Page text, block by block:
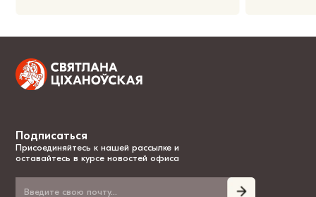
Подписаться
Присоединяйтесь к нашей рассылке и
оставайтесь в курсе новостей офиса